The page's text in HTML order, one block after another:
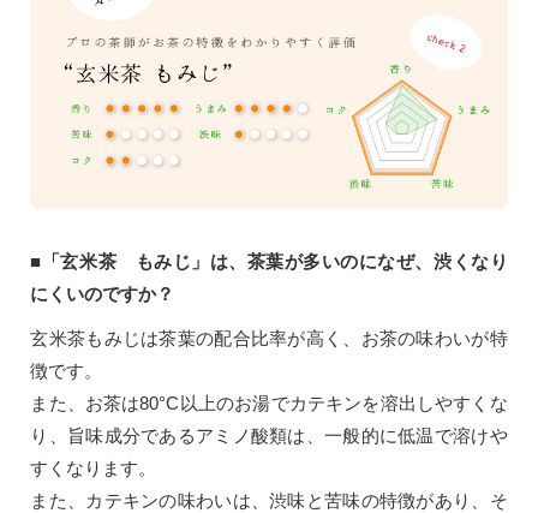
■「玄米茶 もみじ」は、茶葉が多いのになぜ、渋くなり
にくいのですか？
玄米茶もみじは茶葉の配合比率が高く、お茶の味わいが特
徴です。
また、お茶は80°C以上のお湯でカテキンを溶出しやすくな
り、旨味成分であるアミノ酸類は、一般的に低温で溶けや
すくなります。
また、カテキンの味わいは、渋味と苦味の特徴があり、そ